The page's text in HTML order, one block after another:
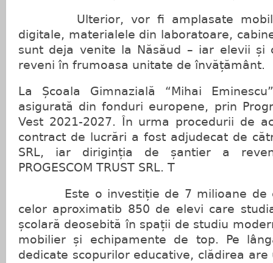
Ulterior, vor fi amplasate
digitale, materialele din laboratoare,
sunt deja venite la Năsăud – iar elevii și
reveni în frumoasa unitate de învățământ.
La Școala Gimnazială “Mihai
asigurată din fonduri europene, prin
Vest 2021-2027. În urma procedurii de
contract de lucrări a fost adjudecat de
SRL, iar diriginția de șantier a
PROGESCOM TRUST SRL. T
Este o investiție de 7 milioane de
celor aproximatib 850 de elevi care
școlară deosebită în spații de studiu
mobilier și echipamente de top. Pe
dedicate scopurilor educative, clădirea are